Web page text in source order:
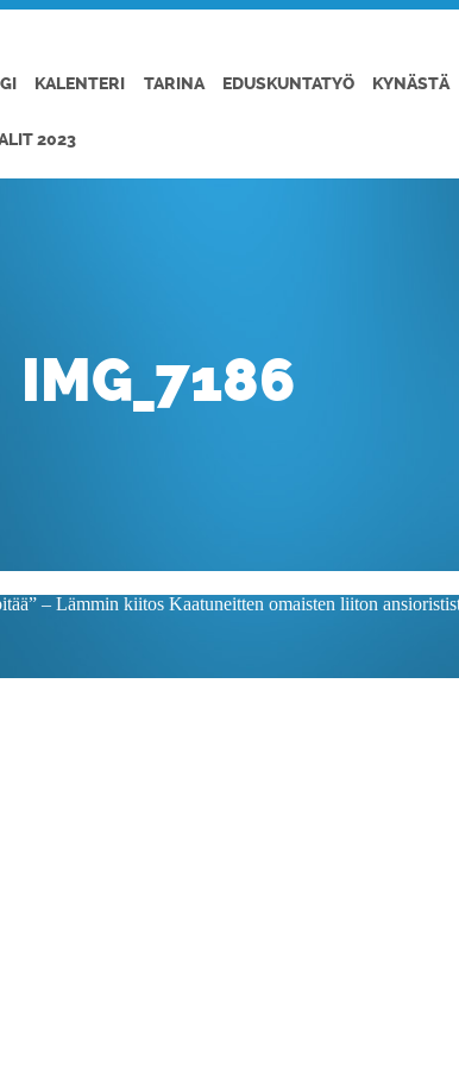
KALENTERI TARINA EDUSKUNTATYÖ KYNÄSTÄ
2023
IMG_7186
– Lämmin kiitos Kaatuneitten omaisten liiton